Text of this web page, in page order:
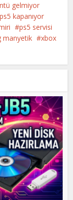
gelmiyor
ps5 kapanıyor
ps5 servisi
manyetik
xbox